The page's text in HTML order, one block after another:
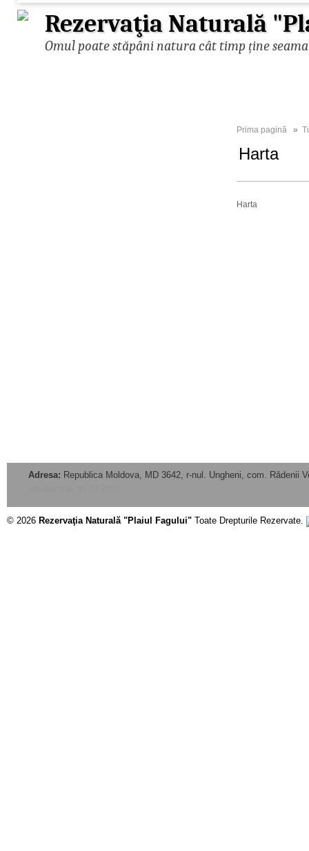
Rezervaţia Naturală
Omul poate stăpâni natura cât timp ține
Prima pagină »
Harta
Harta
Adresa: Republica Moldova, MD 3642, r-nul. Ungheni, com. Rădenii
© 2026 Rezervaţia Naturală "Plaiul Fagului" Toate Drepturile Rezervate.